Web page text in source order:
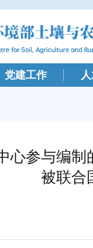
党建工作
心参与编制
被联合